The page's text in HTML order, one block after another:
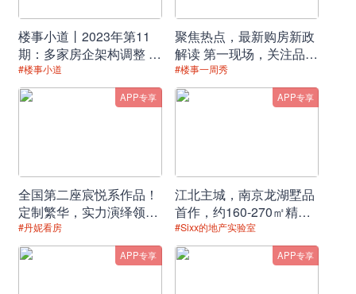
以华为科创中心为首，中铁四局上海智慧创新总部、TCL青浦
创智E城、青浦复旦国际融合创新中心等企业科研总部，纷纷
落户于朱家角
楼事小道丨2023年第11
期：多家房企架构调整 人
事变动频繁
#楼事小道
聚焦热点，最新购房新政
解读 第一现场，关注品牌
房企销售动态
#楼事一周秀
APP专享
全国第二座宸悦系作品！
定制繁华，实力演绎领先
时代的生活范本！
#丹妮看房
APP专享
江北主城，南京龙湖墅品
首作，约160-270㎡精妆
温泉叠墅，全城竞藏！
#Sixx的地产实验室
APP专享 APP专享